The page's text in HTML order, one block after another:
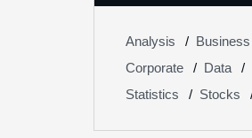
Analysis Business
Corporate
Data
Statistics
Stocks